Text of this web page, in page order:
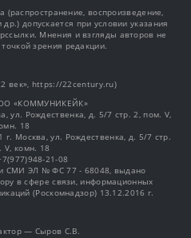
(распространение, воспроизведение,
допускается при условии указания
Мнения и взгляды авторов не
зрения редакции.
век», https://22century.ru)
«КОММУНИКЕЙК»
ул. Рождественка, д. 5/7 стр. 2, пом. V,
18
г. Москва, ул. Рождественка, д. 5/7 стр.
V, комн. 18
21-08
СМИ ЭЛ № ФС 77 - 68048, выдано
в сфере связи, информационных
(Роскомнадзор) 13.12.2016 г.
— Сыров С.В.